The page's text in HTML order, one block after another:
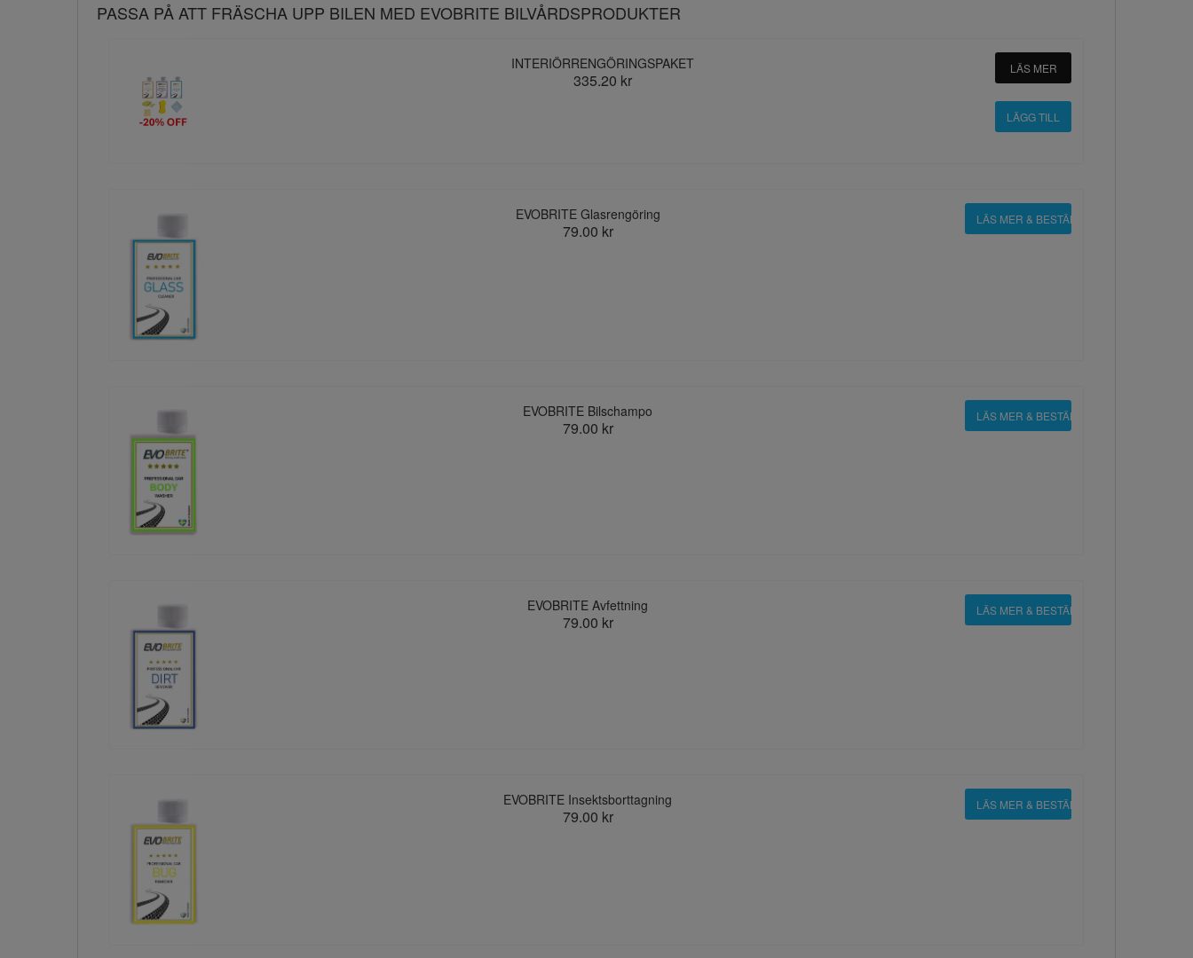
PASSA PÅ ATT FRÄSCHA UPP BILEN MED EVOBRITE BILVÅRDSPRODUKTER
INTERIÖRRENGÖRINGSPAKET
335.20 kr
LÄS MER
EVOBRITE Glasrengöring
79.00 kr
LÄS MER & BESTÄLL
EVOBRITE Bilschampo
79.00 kr
LÄS MER & BESTÄLL
EVOBRITE Avfettning
79.00 kr
LÄS MER & BESTÄLL
EVOBRITE Insektsborttagning
79.00 kr
LÄS MER & BESTÄLL